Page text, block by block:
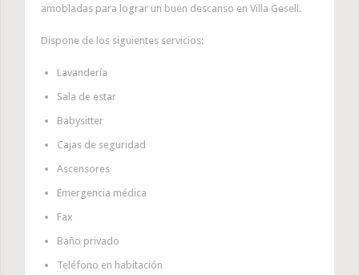
amobladas para lograr un buen descanso en Villa Gesell.
Dispone de los siguientes servicios:
Lavandería
Sala de estar
Babysitter
Cajas de seguridad
Ascensores
Emergencia médica
Fax
Baño privado
Teléfono en habitación